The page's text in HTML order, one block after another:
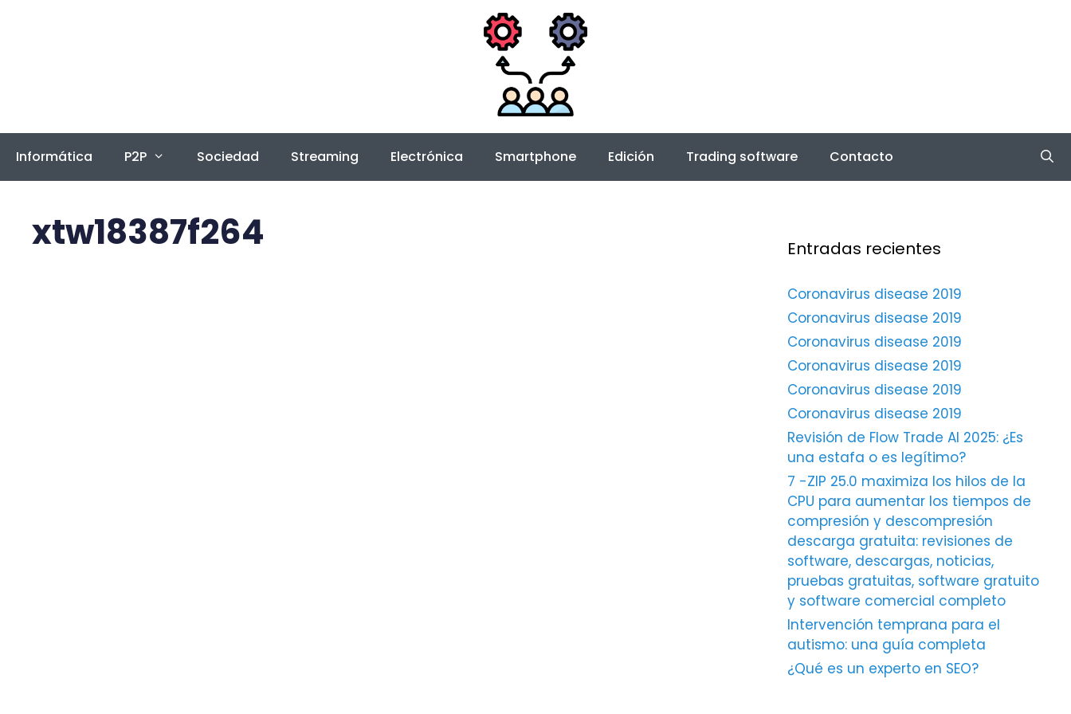
Informática P2P Sociedad Streaming Electrónica Smartphone Edición Trading software Contacto
xtw18387f264 Entradas recientes
Coronavirus disease 2019
Coronavirus disease 2019
Coronavirus disease 2019
Coronavirus disease 2019
Coronavirus disease 2019
Coronavirus disease 2019
Revisión de Flow Trade AI 2025: ¿Es
una estafa o es legítimo?
7 -ZIP 25.0 maximiza los hilos de la
CPU para aumentar los tiempos de
compresión y descompresión
descarga gratuita: revisiones de
software, descargas, noticias,
pruebas gratuitas, software gratuito
y software comercial completo
Intervención temprana para el
autismo: una guía completa
¿Qué es un experto en SEO?